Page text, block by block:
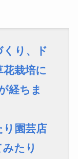
り、ド
栽培に
経ちま
園芸店
たり